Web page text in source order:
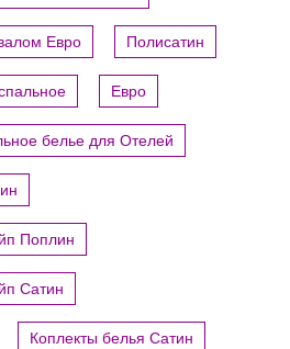
Евро Полисатин
Евро
белье для Отелей
Поплин
Сатин
Коплекты белья Сатин